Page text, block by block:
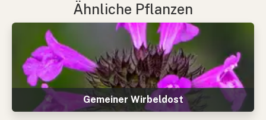
Ähnliche Pflanzen
Gemeiner Wirbeldost